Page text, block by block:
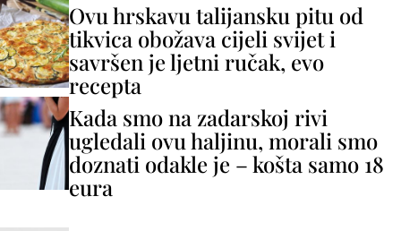
Ovu hrskavu talijansku pitu od
tikvica obožava cijeli svijet i
savršen je ljetni ručak, evo
recepta
Kada smo na zadarskoj rivi
ugledali ovu haljinu, morali smo
doznati odakle je – košta samo 18
eura